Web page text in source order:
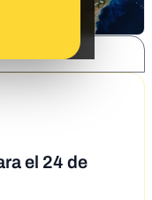
el 24 de